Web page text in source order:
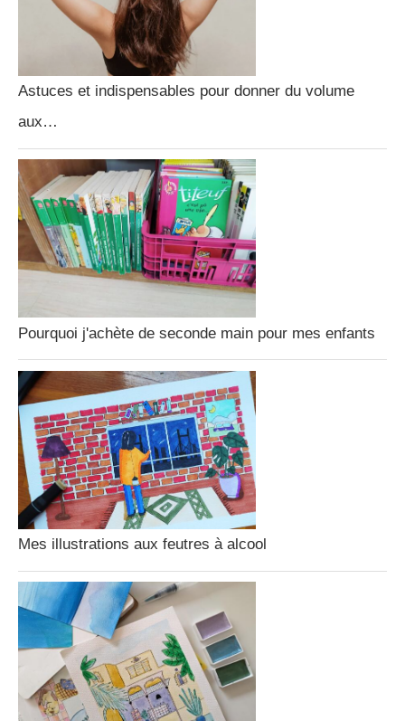
Astuces et indispensables pour donner du volume
aux…
Pourquoi j'achète de seconde main pour mes enfants
Mes illustrations aux feutres à alcool